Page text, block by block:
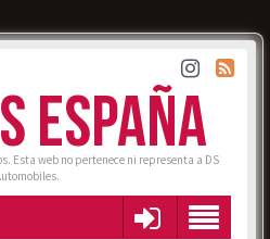
ESPAÑA
Esta web no pertenece ni representa a DS